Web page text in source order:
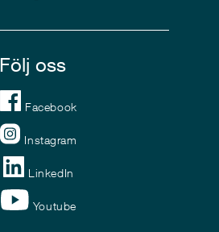
Följ oss
Facebook
Instagram
LinkedIn
Youtube